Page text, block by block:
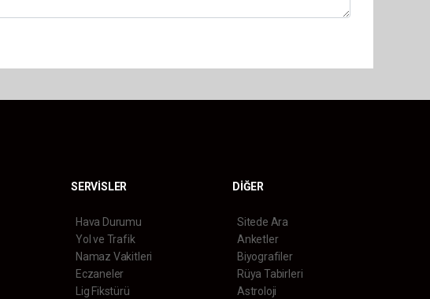
SERVİSLER
Hava Durumu
Yol ve Trafik
Namaz Vakitleri
Eczaneler
Lig Fikstürü
DİĞER
Sitede Ara
Anketler
Biyografiler
Rüya Tabirleri
Astroloji